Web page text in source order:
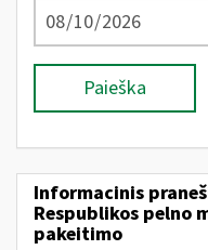
Paieška
Informacinis
Respublikos pelno
pakeitimo